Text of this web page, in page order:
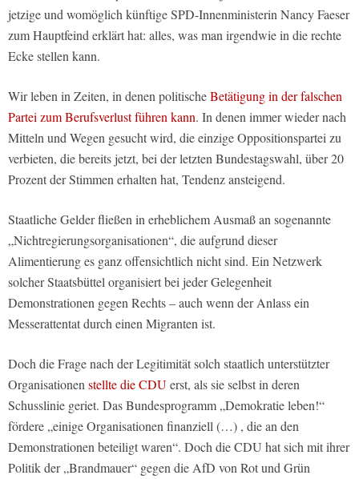
jetzige und womöglich künftige SPD-Innenministerin Nancy Faeser
zum Hauptfeind erklärt hat: alles, was man irgendwie in die rechte
Ecke stellen kann.
Wir leben in Zeiten, in denen politischeBetätigung in der falschen
Partei zum Berufsverlust führen kann. In denen immer wieder nach
Mitteln und Wegen gesucht wird, die einzige Oppositionspartei zu
verbieten, die bereits jetzt, bei der letzten Bundestagswahl, über 20
Prozent der Stimmen erhalten hat, Tendenz ansteigend.
Staatliche Gelder fließen in erheblichem Ausmaß an sogenannte
„Nichtregierungsorganisationen“, die aufgrund dieser
Alimentierung es ganz offensichtlich nicht sind. Ein Netzwerk
solcher Staatsbüttel organisiert bei jeder Gelegenheit
Demonstrationen gegen Rechts – auch wenn der Anlass ein
Messerattentat durch einen Migranten ist.
Doch die Frage nach der Legitimität solch staatlich unterstützter
Organisationenstellte die CDUerst, als sie selbst in deren
Schusslinie geriet. Das Bundesprogramm „Demokratie leben!“
fördere „einige Organisationen finanziell (…) , die an den
Demonstrationen beteiligt waren“. Doch die CDU hat sich mit ihrer
Politik der „Brandmauer“ gegen die AfD von Rot und Grün